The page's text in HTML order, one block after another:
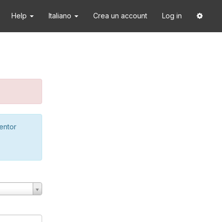
Help Italiano Crea un account Log in